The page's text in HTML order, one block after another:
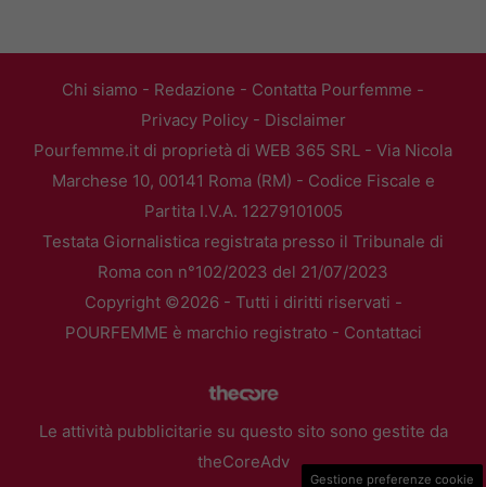
Chi siamo - Redazione - Contatta Pourfemme -
Privacy Policy- Disclaimer
Pourfemme.it di proprietà di WEB 365 SRL - Via Nicola
Marchese 10, 00141 Roma (RM) - Codice Fiscale e
Partita I.V.A. 12279101005
Testata Giornalistica registrata presso il Tribunale di
Roma con n°102/2023 del 21/07/2023
Copyright ©2026 - Tutti i diritti riservati -
POURFEMME è marchio registrato - Contattaci
Le attività pubblicitarie su questo sito sono gestite da
theCoreAdv
Gestione preferenze cookie